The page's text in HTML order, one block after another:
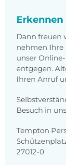
Erkennen
Dann freuen
nehmen Ihre
unser
entgegen.
Ihren Anruf
Besuch in
Tempton
27012-0